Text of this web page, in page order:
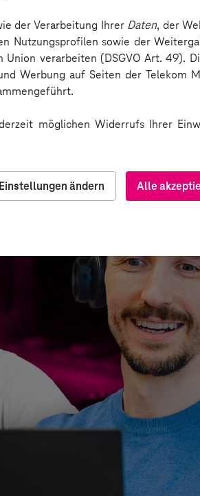
der Verarbeitung Ihrer Daten, der
Nutzungsprofilen sowie der
verarbeiten (DSGVO Art. 49).
Werbung auf Seiten der Telekom
möglichen Widerrufs Ihrer
Alle
Einstellungen ändern